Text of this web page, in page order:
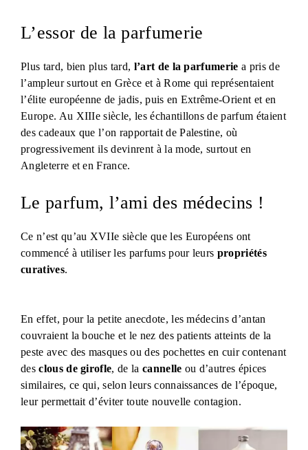
L’essor de la parfumerie
Plus tard, bien plus tard, l’art de la parfumeriea pris de
l’ampleur surtout en Grèce et à Rome qui représentaient
l’élite européenne de jadis, puis en Extrême-Orient et en
Europe. Au XIIIe siècle, les échantillons de parfum étaient
des cadeaux que l’on rapportait de Palestine, où
progressivement ils devinrent à la mode, surtout en
Angleterre et en France.
Le parfum, l’ami des médecins !
Ce n’est qu’au XVIIe siècle que les Européens ont
commencé à utiliser les parfums pour leurs propriétés
curatives.
En effet, pour la petite anecdote, les médecins d’antan
couvraient la bouche et le nez des patients atteints de la
peste avec des masques ou des pochettes en cuir contenant
desclous de girofle, de la cannelle ou d’autres épices
similaires, ce qui, selon leurs connaissances de l’époque,
leur permettait d’éviter toute nouvelle contagion.